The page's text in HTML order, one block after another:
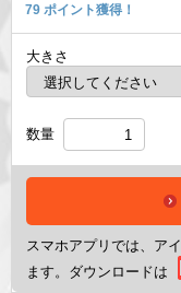
79 ポイント獲得！
大きさ
数量
スマホアプリでは、ア
ます。ダウンロードは